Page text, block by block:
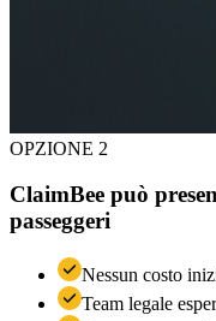
OPZIONE 2
ClaimBee può
passeggeri
Nessun costo
Team legale